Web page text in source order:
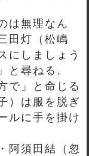
は無理なん
田灯（松嶋
にしましょう
と尋ねる。
で」と命じる
）は服を脱ぎ
ルに手を掛け
阿須田結（忽